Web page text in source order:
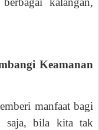
Keamanan
manfaat bagi
saja, bila kita tak